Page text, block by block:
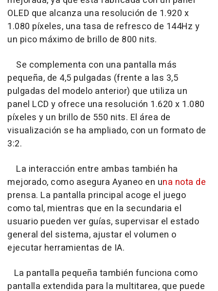
OLED que alcanza una resolución de 1.920 x
1.080 píxeles, una tasa de refresco de 144Hz y
un pico máximo de brillo de 800 nits.
Se complementa con una pantalla más
pequeña, de 4,5 pulgadas (frente a las 3,5
pulgadas del modelo anterior) que utiliza un
panel LCD y ofrece una resolución 1.620 x 1.080
píxeles y un brillo de 550 nits. El área de
visualización se ha ampliado, con un formato de
3:2.
La interacción entre ambas también ha
mejorado, como asegura Ayaneo en una nota de
prensa. La pantalla principal acoge el juego
como tal, mientras que en la secundaria el
usuario pueden ver guías, supervisar el estado
general del sistema, ajustar el volumen o
ejecutar herramientas de IA.
La pantalla pequeña también funciona como
pantalla extendida para la multitarea, que puede